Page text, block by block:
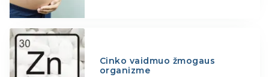
Cinko vaidmuo žmogaus
organizme